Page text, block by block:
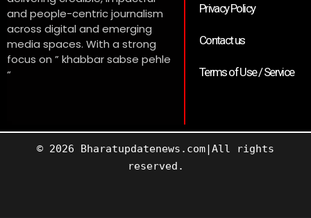
and people-centric journalism
across digital and emerging
media spaces. With a strong
focus on ” khabbar sabse pehle
“
Privacy Policy
Contact us
Terms of Use / Service
© 2026 Bharatupdatenews.com|All rights
reserved.